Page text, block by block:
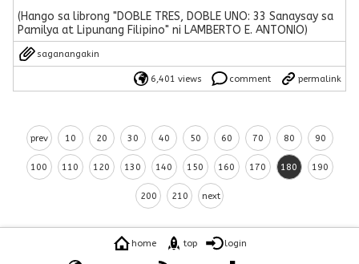
(Hango sa librong "DOBLE TRES, DOBLE UNO: 33 Sanaysay sa
Pamilya at Lipunang Filipino" ni LAMBERTO E. ANTONIO)
saganangakin
6,401 views comment permalink
prev 10 20 30 40 50 60 70 80 90
100 110 120 130 140 150 160 170 180 190
200 210 next
home top login